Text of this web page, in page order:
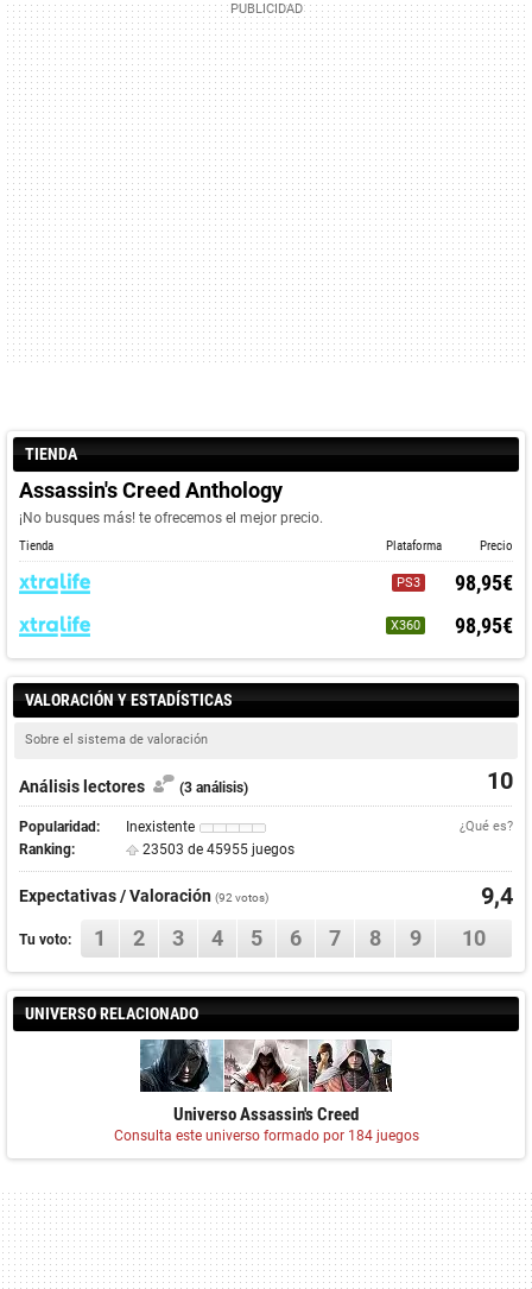
TIENDA
Assassin's Creed Anthology
¡No busques más! te ofrecemos el mejor precio.
Tienda Plataforma Precio
PS3 98,95€
X360 98,95€
VALORACIÓN Y ESTADÍSTICAS
Sobre el sistema de valoración
10
Análisis lectores (3 análisis)
Popularidad: Inexistente ¿Qué es?
Ranking: 23503 de 45955 juegos
Expectativas / Valoración (92votos) 9,4
Tu voto: 1 2 3 4 5 6 7 8 9 10
UNIVERSO RELACIONADO
Universo Assassin's Creed
Consulta este universo formado por 184 juegos